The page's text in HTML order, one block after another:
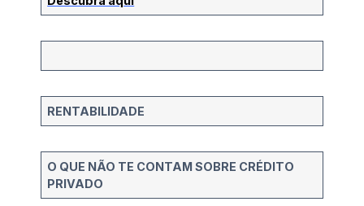
RENTABILIDADE
O QUE NÃO TE CONTAM SOBRE CRÉDITO
PRIVADO